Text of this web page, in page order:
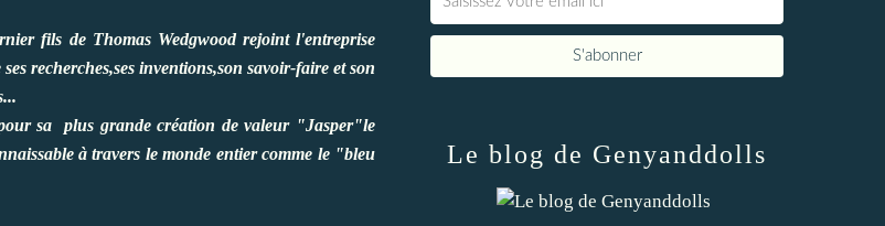
fils de Thomas Wedgwood rejoint l'entreprise
recherches,ses inventions,son savoir-faire et son
sa plus grande création de valeur "Jasper"le
à travers le monde entier comme le "bleu
Le blog de Genyanddolls